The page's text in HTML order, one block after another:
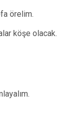
örelim.
köşe olacak.